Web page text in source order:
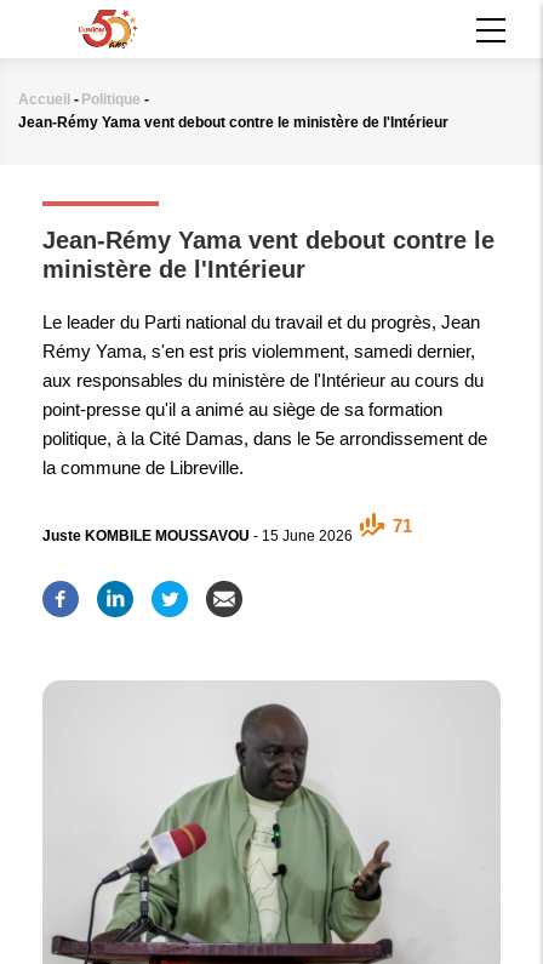
principal
Fil
Accueil - Politique -
Jean-Rémy Yama vent debout contre le ministère de l'Intérieur
Jean-Rémy Yama vent debout contre le
ministère de l'Intérieur
Le leader du Parti national du travail et du progrès, Jean
Rémy Yama, s'en est pris violemment, samedi dernier,
aux responsables du ministère de l'Intérieur au cours du
point-presse qu'il a animé au siège de sa formation
politique, à la Cité Damas, dans le 5e arrondissement de
la commune de Libreville.
Juste KOMBILE MOUSSAVOU - 15 June 2026
71